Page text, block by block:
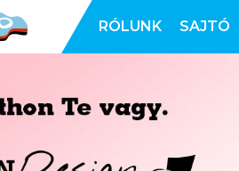
RÓLUNK SAJTÓ